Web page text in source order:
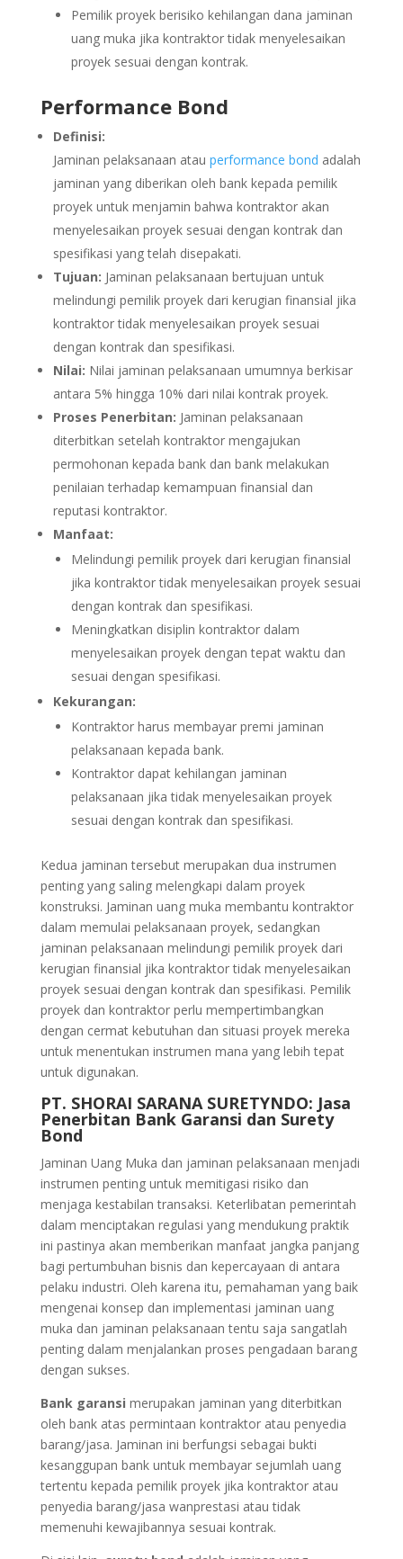
Pemilik proyek berisiko kehilangan dana jaminan
uang muka jika kontraktor tidak menyelesaikan
proyek sesuai dengan kontrak.
Performance Bond
Definisi:
Jaminan pelaksanaan atau performance bond adalah
jaminan yang diberikan oleh bank kepada pemilik
proyek untuk menjamin bahwa kontraktor akan
menyelesaikan proyek sesuai dengan kontrak dan
spesifikasi yang telah disepakati.
Tujuan: Jaminan pelaksanaan bertujuan untuk
melindungi pemilik proyek dari kerugian finansial jika
kontraktor tidak menyelesaikan proyek sesuai
dengan kontrak dan spesifikasi.
Nilai: Nilai jaminan pelaksanaan umumnya berkisar
antara 5% hingga 10% dari nilai kontrak proyek.
Proses Penerbitan: Jaminan pelaksanaan
diterbitkan setelah kontraktor mengajukan
permohonan kepada bank dan bank melakukan
penilaian terhadap kemampuan finansial dan
reputasi kontraktor.
Manfaat:
Melindungi pemilik proyek dari kerugian finansial
jika kontraktor tidak menyelesaikan proyek sesuai
dengan kontrak dan spesifikasi.
Meningkatkan disiplin kontraktor dalam
menyelesaikan proyek dengan tepat waktu dan
sesuai dengan spesifikasi.
Kekurangan:
Kontraktor harus membayar premi jaminan
pelaksanaan kepada bank.
Kontraktor dapat kehilangan jaminan
pelaksanaan jika tidak menyelesaikan proyek
sesuai dengan kontrak dan spesifikasi.
Kedua jaminan tersebut merupakan dua instrumen
penting yang saling melengkapi dalam proyek
konstruksi. Jaminan uang muka membantu kontraktor
dalam memulai pelaksanaan proyek, sedangkan
jaminan pelaksanaan melindungi pemilik proyek dari
kerugian finansial jika kontraktor tidak menyelesaikan
proyek sesuai dengan kontrak dan spesifikasi. Pemilik
proyek dan kontraktor perlu mempertimbangkan
dengan cermat kebutuhan dan situasi proyek mereka
untuk menentukan instrumen mana yang lebih tepat
untuk digunakan.
PT. SHORAI SARANA SURETYNDO: Jasa
Penerbitan Bank Garansi dan Surety
Bond
Jaminan Uang Muka dan jaminan pelaksanaan menjadi
instrumen penting untuk memitigasi risiko dan
menjaga kestabilan transaksi. Keterlibatan pemerintah
dalam menciptakan regulasi yang mendukung praktik
ini pastinya akan memberikan manfaat jangka panjang
bagi pertumbuhan bisnis dan kepercayaan di antara
pelaku industri. Oleh karena itu, pemahaman yang baik
mengenai konsep dan implementasi jaminan uang
muka dan jaminan pelaksanaan tentu saja sangatlah
penting dalam menjalankan proses pengadaan barang
dengan sukses.
Bank garansi merupakan jaminan yang diterbitkan
oleh bank atas permintaan kontraktor atau penyedia
barang/jasa. Jaminan ini berfungsi sebagai bukti
kesanggupan bank untuk membayar sejumlah uang
tertentu kepada pemilik proyek jika kontraktor atau
penyedia barang/jasa wanprestasi atau tidak
memenuhi kewajibannya sesuai kontrak.